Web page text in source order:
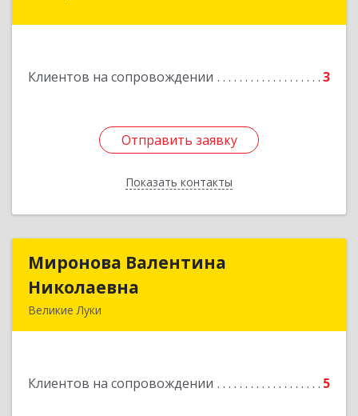
Клиентов на сопровождении 3
Отправить заявку
Показать контакты
Отправить заявку
Назад
Миронова Валентина
Николаевна
Великие Луки
Клиентов на сопровождении 5
Миронова Валентина